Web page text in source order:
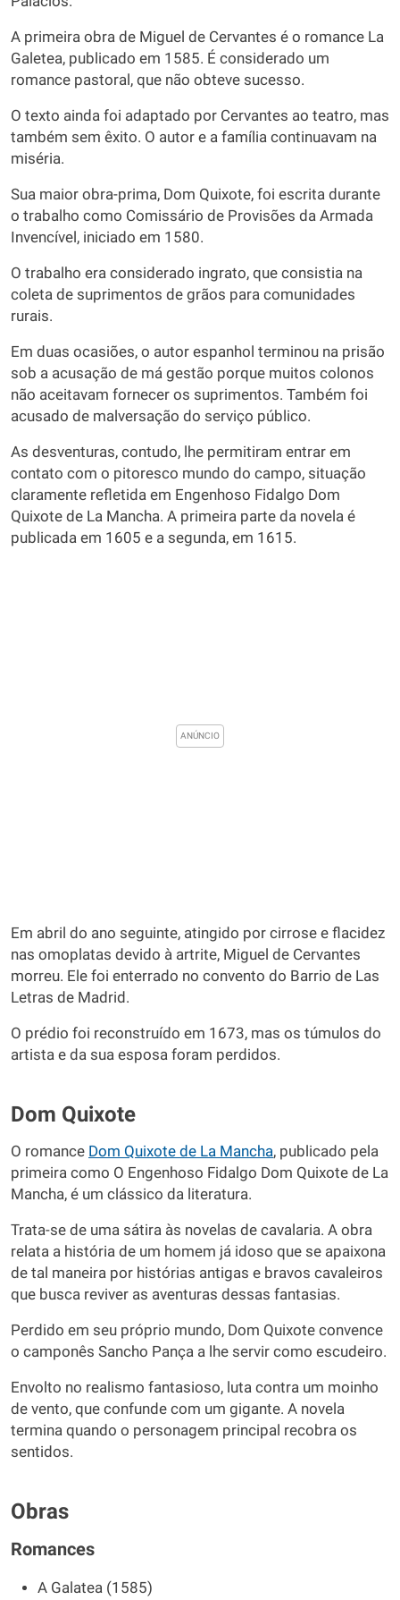
A primeira obra de Miguel de Cervantes é o romance La
Galetea, publicado em 1585. É considerado um
romance pastoral, que não obteve sucesso.
O texto ainda foi adaptado por Cervantes ao teatro, mas
também sem êxito. O autor e a família continuavam na
miséria.
Sua maior obra-prima, Dom Quixote, foi escrita durante
o trabalho como Comissário de Provisões da Armada
Invencível, iniciado em 1580.
O trabalho era considerado ingrato, que consistia na
coleta de suprimentos de grãos para comunidades
rurais.
Em duas ocasiões, o autor espanhol terminou na prisão
sob a acusação de má gestão porque muitos colonos
não aceitavam fornecer os suprimentos. Também foi
acusado de malversação do serviço público.
As desventuras, contudo, lhe permitiram entrar em
contato com o pitoresco mundo do campo, situação
claramente refletida em Engenhoso Fidalgo Dom
Quixote de La Mancha. A primeira parte da novela é
publicada em 1605 e a segunda, em 1615.
Em abril do ano seguinte, atingido por cirrose e flacidez
nas omoplatas devido à artrite, Miguel de Cervantes
morreu. Ele foi enterrado no convento do Barrio de Las
Letras de Madrid.
O prédio foi reconstruído em 1673, mas os túmulos do
artista e da sua esposa foram perdidos.
Dom Quixote
O romance Dom Quixote de La Mancha, publicado pela
primeira como O Engenhoso Fidalgo Dom Quixote de La
Mancha, é um clássico da literatura.
Trata-se de uma sátira às novelas de cavalaria. A obra
relata a história de um homem já idoso que se apaixona
de tal maneira por histórias antigas e bravos cavaleiros
que busca reviver as aventuras dessas fantasias.
Perdido em seu próprio mundo, Dom Quixote convence
o camponês Sancho Pança a lhe servir como escudeiro.
Envolto no realismo fantasioso, luta contra um moinho
de vento, que confunde com um gigante. A novela
termina quando o personagem principal recobra os
sentidos.
Obras
Romances
A Galatea (1585)